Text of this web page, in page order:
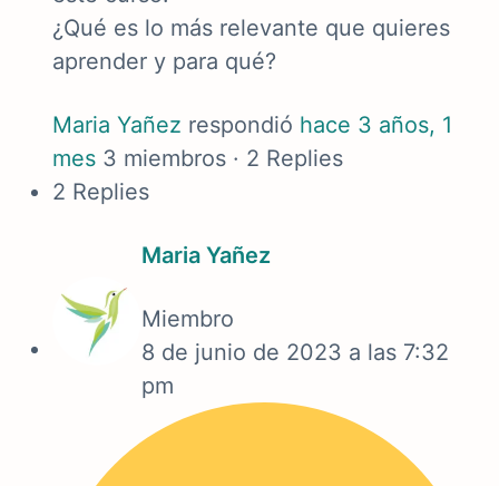
¿Qué es lo más relevante que quieres
aprender y para qué?
Maria Yañez respondió hace 3 años, 1
mes 3 miembros · 2 Replies
2 Replies
Maria Yañez
Miembro
8 de junio de 2023 a las 7:32
pm